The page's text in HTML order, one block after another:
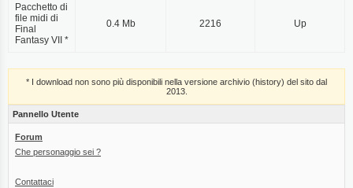
Pacchetto di
file midi di
Final
Fantasy VII *
0.4 Mb 2216 Up
* I download non sono più disponibili nella versione archivio (history) del sito dal
2013.
Pannello Utente
Forum
Che personaggio sei ?
Contattaci